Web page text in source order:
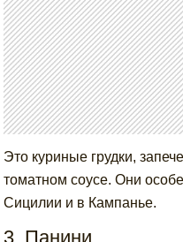
Это куриные грудки,
томатном соусе. Они
Сицилии и в Кампанье.
3. Панини